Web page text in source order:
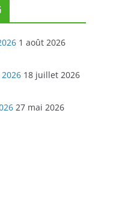
1 août 2026
18 juillet 2026
27 mai 2026